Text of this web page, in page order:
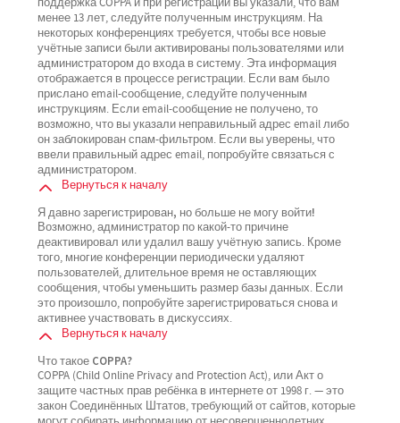
менее 13 лет, следуйте полученным инструкциям. На
некоторых конференциях требуется, чтобы все новые
учётные записи были активированы пользователями или
администратором до входа в систему. Эта информация
отображается в процессе регистрации. Если вам было
прислано email-сообщение, следуйте полученным
инструкциям. Если email-сообщение не получено, то
возможно, что вы указали неправильный адрес email либо
он заблокирован спам-фильтром. Если вы уверены, что
ввели правильный адрес email, попробуйте связаться с
администратором.
Вернуться к началу
Я давно зарегистрирован, но больше не могу войти!
Возможно, администратор по какой-то причине
деактивировал или удалил вашу учётную запись. Кроме
того, многие конференции периодически удаляют
пользователей, длительное время не оставляющих
сообщения, чтобы уменьшить размер базы данных. Если
это произошло, попробуйте зарегистрироваться снова и
активнее участвовать в дискуссиях.
Вернуться к началу
Что такое COPPA?
COPPA (Child Online Privacy and Protection Act), или Акт о
защите частных прав ребёнка в интернете от 1998 г. — это
закон Соединённых Штатов, требующий от сайтов, которые